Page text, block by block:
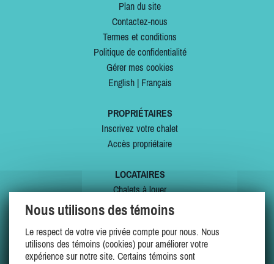
Plan du site
Contactez-nous
Termes et conditions
Politique de confidentialité
Gérer mes cookies
English| Français
PROPRIÉTAIRES
Inscrivez votre chalet
Accès propriétaire
LOCATAIRES
Chalets à louer
Chalets à vendre
Offres spéciales
Mes favoris
Nous utilisons des témoins
Le respect de votre vie privée compte pour nous. Nous
utilisons des témoins (cookies) pour améliorer votre
expérience sur notre site. Certains témoins sont